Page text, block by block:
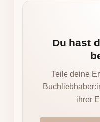
Du hast
Teile deine
ihrer